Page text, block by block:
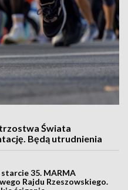
Świata
Będą utrudnienia
starcie 35. MARMA
Rajdu Rzeszowskiego.